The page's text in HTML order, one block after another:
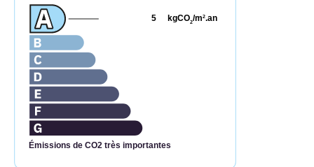
Émissions de CO2 très importantes
kgCO2/m2.an
5